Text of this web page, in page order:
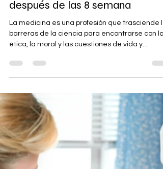
razones por las que, como
médico, no apoyo el aborto
después de las 8 semana
barreras de la ciencia para encontrarse con la
ética, la moral y las cuestiones de vida y...